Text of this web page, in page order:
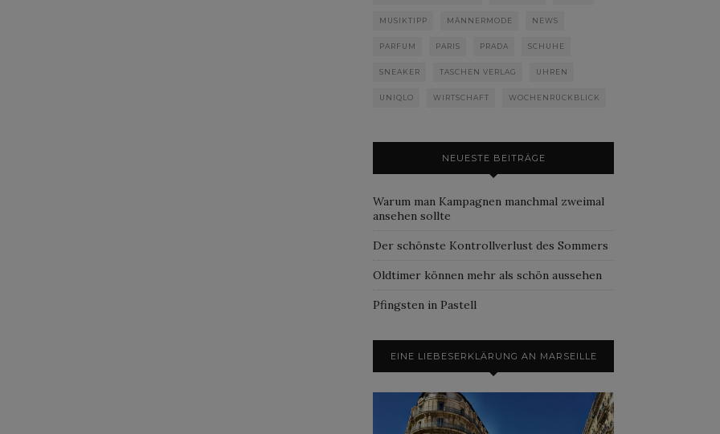
MUSIKTIPP MÄNNERMODE NEWS
PARFUM PARIS PRADA SCHUHE
SNEAKER TASCHEN VERLAG UHREN
UNIQLO WIRTSCHAFT WOCHENRÜCKBLICK
NEUESTE BEITRÄGE
Warum man Kampagnen manchmal zweimal
ansehen sollte
Der schönste Kontrollverlust des Sommers
Oldtimer können mehr als schön aussehen
Pfingsten in Pastell
EINE LIEBESERKLÄRUNG AN MARSEILLE